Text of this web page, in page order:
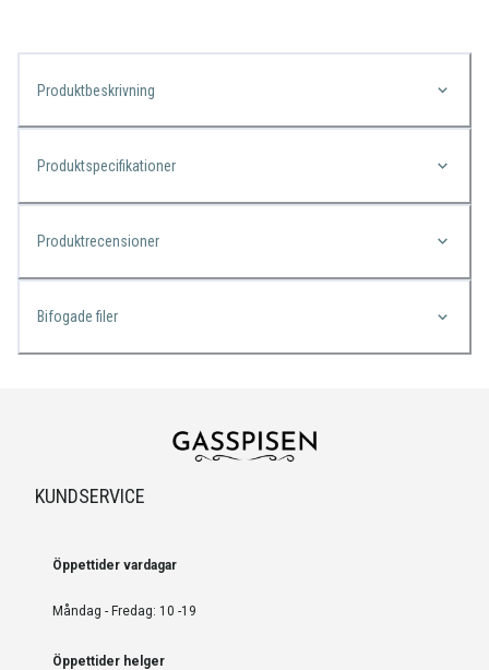
Produktbeskrivning
Produktspecifikationer
Produktrecensioner
Bifogade filer
KUNDSERVICE
Öppettider vardagar
Måndag - Fredag: 10 -19
Öppettider helger